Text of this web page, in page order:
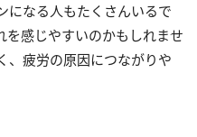
になる人もたくさんいるで
を感じやすいのかもしれませ
、疲労の原因につながりや